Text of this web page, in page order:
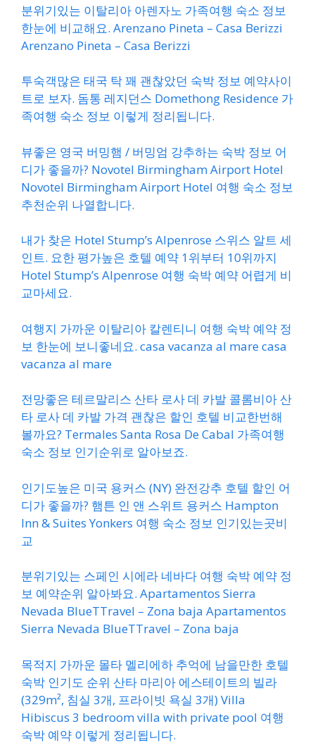
분위기있는 이탈리아 아렌자노 가족여행 숙소 정보
한눈에 비교해요. Arenzano Pineta – Casa Berizzi
Arenzano Pineta – Casa Berizzi
투숙객많은 태국 탁 꽤 괜찮았던 숙박 정보 예약사이
트로 보자. 돔통 레지던스 Domethong Residence 가
족여행 숙소 정보 이렇게 정리됩니다.
뷰좋은 영국 버밍햄 / 버밍엄 강추하는 숙박 정보 어
디가 좋을까? Novotel Birmingham Airport Hotel
Novotel Birmingham Airport Hotel 여행 숙소 정보
추천순위 나열합니다.
내가 찾은 Hotel Stump’s Alpenrose 스위스 알트 세
인트. 요한 평가높은 호텔 예약 1위부터 10위까지
Hotel Stump’s Alpenrose 여행 숙박 예약 어렵게 비
교마세요.
여행지 가까운 이탈리아 칼렌티니 여행 숙박 예약 정
보 한눈에 보니좋네요. casa vacanza al mare casa
vacanza al mare
전망좋은 테르말리스 산타 로사 데 카발 콜롬비아 산
타 로사 데 카발 가격 괜찮은 할인 호텔 비교한번해
볼까요? Termales Santa Rosa De Cabal 가족여행
숙소 정보 인기순위로 알아보죠.
인기도높은 미국 용커스 (NY) 완전강추 호텔 할인 어
디가 좋을까? 햄튼 인 앤 스위트 용커스 Hampton
Inn & Suites Yonkers 여행 숙소 정보 인기있는곳비
교
분위기있는 스페인 시에라 네바다 여행 숙박 예약 정
보 예약순위 알아봐요. Apartamentos Sierra
Nevada BlueTTravel – Zona baja Apartamentos
Sierra Nevada BlueTTravel – Zona baja
목적지 가까운 몰타 멜리에하 추억에 남을만한 호텔
숙박 인기도 순위 산타 마리아 에스테이트의 빌라
(329m², 침실 3개, 프라이빗 욕실 3개) Villa
Hibiscus 3 bedroom villa with private pool 여행
숙박 예약 이렇게 정리됩니다.